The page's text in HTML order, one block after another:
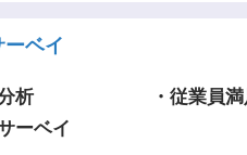
ベイ
析
ーベイ
・従業員